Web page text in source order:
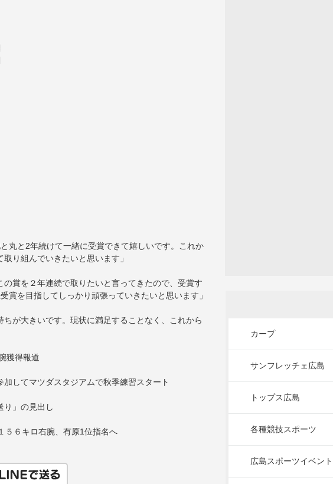
丸と2年続けて一緒に受賞できて嬉しいです。これか
り組んでいきたいと思います」
の賞を２年連続で取りたいと言ってきたので、受賞す
賞を目指してしっかり頑張っていきたいと思います」
ちが大きいです。現状に満足することなく、これから
獲得報道
してマツダスタジアムで秋季練習スタート
り」の見出し
５６キロ右腕、有原1位指名へ
カープ
サンフレッチェ広島
トップス広島
各種競技スポーツ
広島スポーツイベント